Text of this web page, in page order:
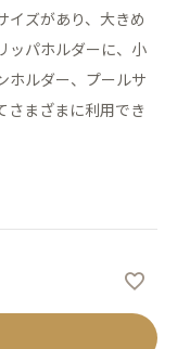
イズがあり、大きめ
ッパホルダーに、小
ホルダー、プールサ
さまざまに利用でき